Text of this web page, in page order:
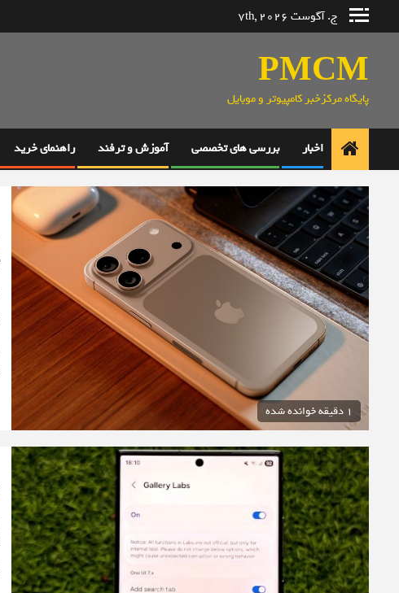
ج. آگوست 7th, 2026
PMCM
پایگاه مرکزخبر کامپیوتر و موبایل
اخبار بررسی های تخصصی آموزش و ترفند راهنمای خرید
Blog
1 دقیقه خوانده شده